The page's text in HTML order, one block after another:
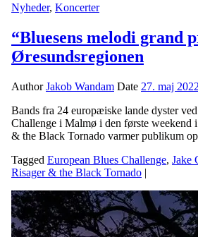
Nyheder, Koncerter
“Bluesens melodi grand
Øresundsregionen
AuthorJakob Wandam Date 27. maj 2022
Bands fra 24 europæiske lande dyster
Challenge i Malmø i den første weekend
& the Black Tornado varmer publikum
Tagged European Blues Challenge, Jake
Risager & the Black Tornado |